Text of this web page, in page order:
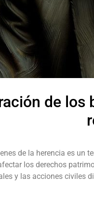
de los
de la herencia es un
los derechos
y las acciones civiles